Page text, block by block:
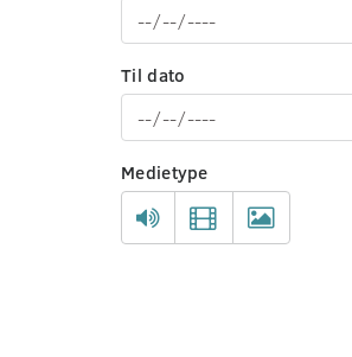
Til dato
Medietype